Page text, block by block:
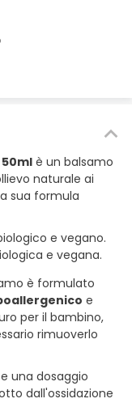
50ml è un balsamo
naturale ai
sua formula
e vegano.
e vegana.
è formulato
e
per il bambino,
rimuoverlo
una dosaggio
dall'ossidazione